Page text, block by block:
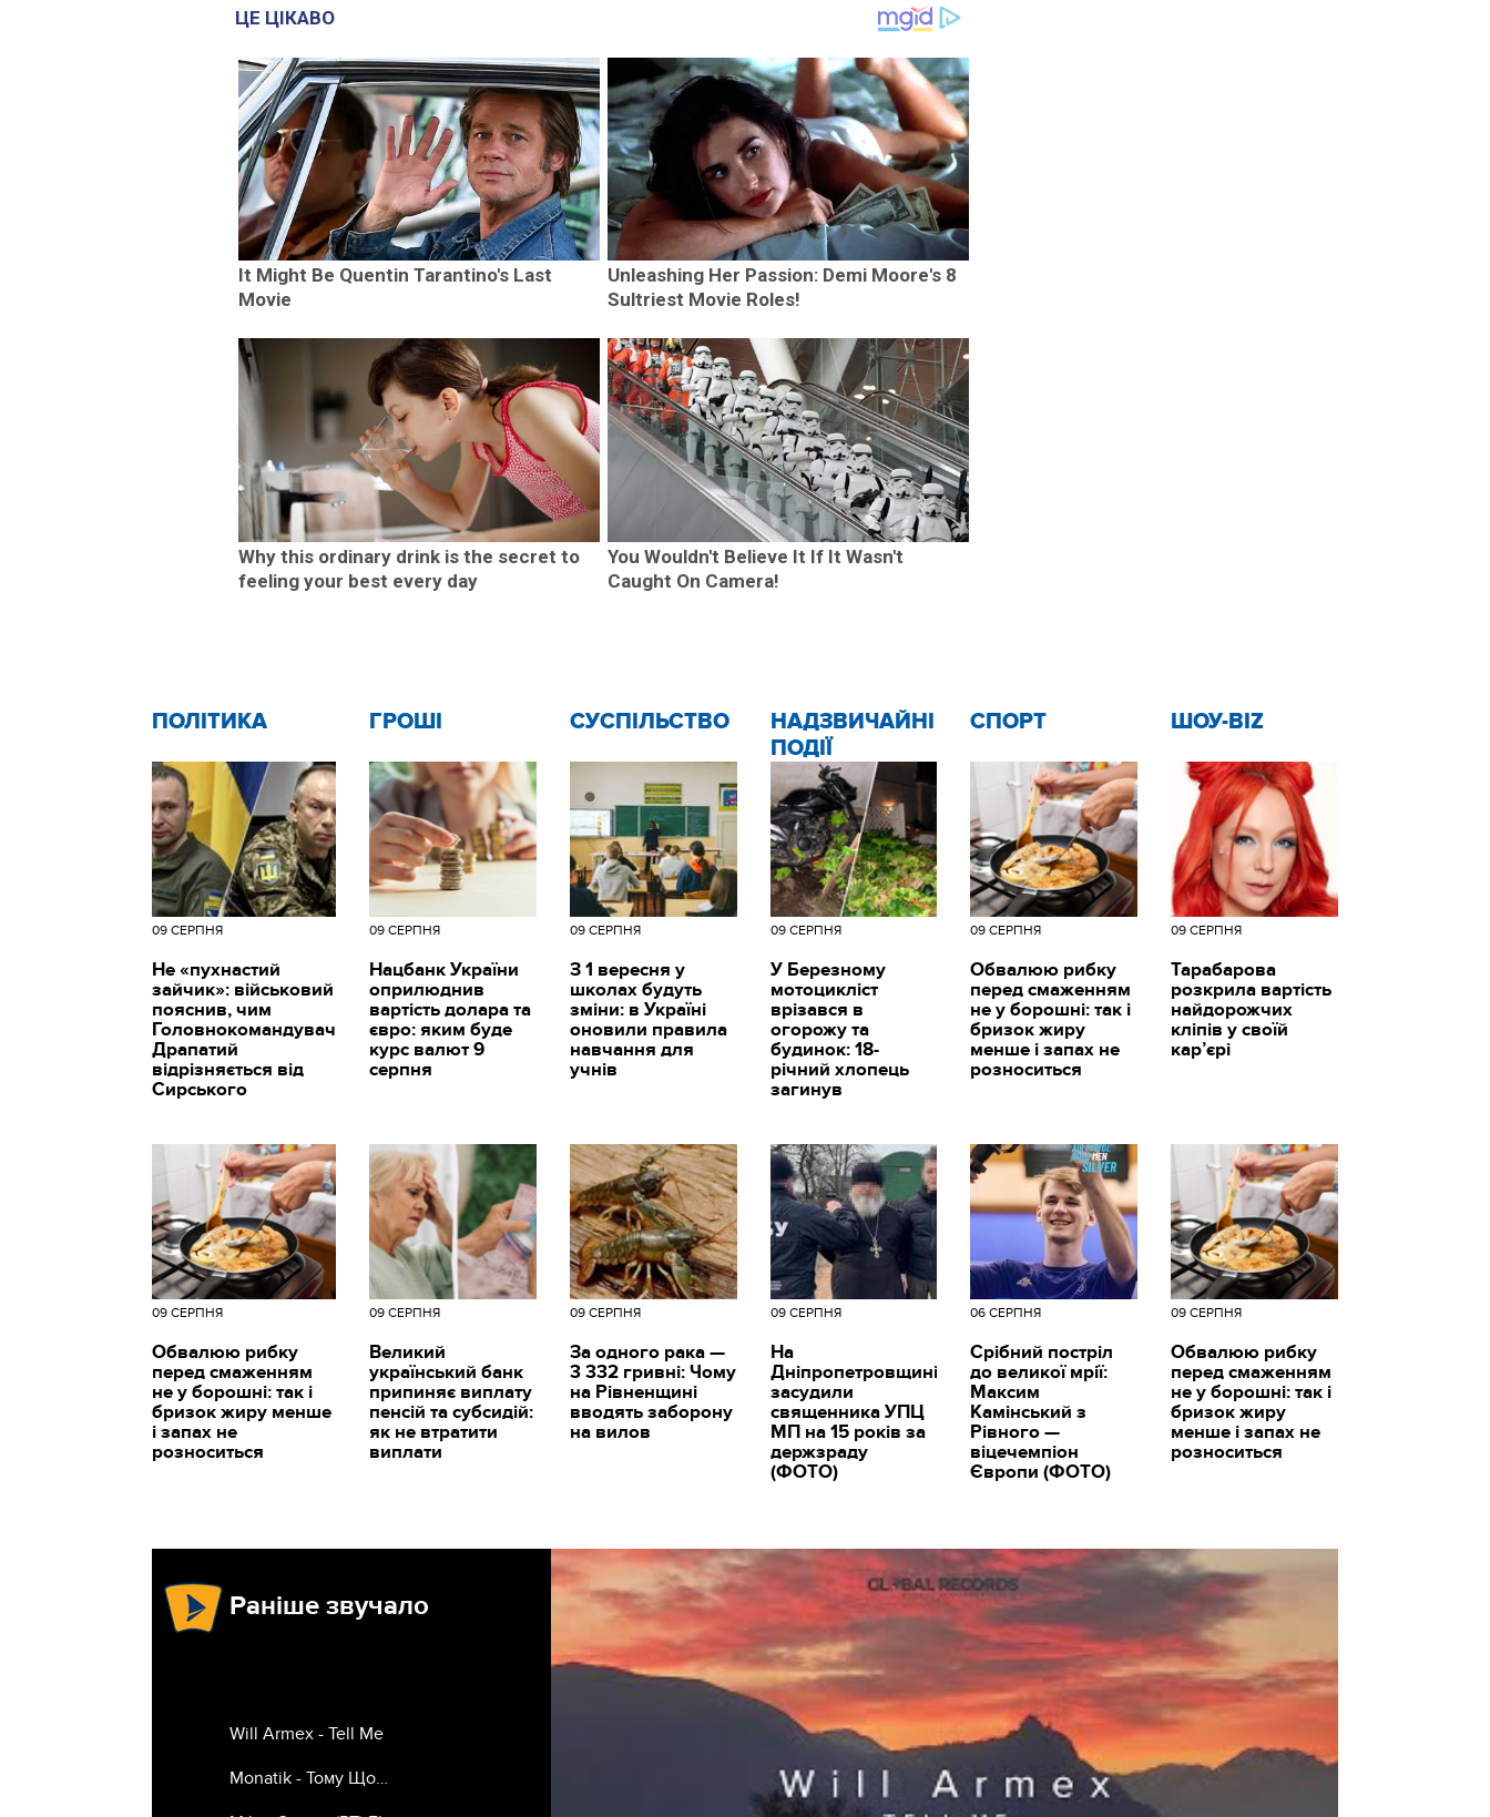
ЦЕ ЦІКАВО
It Might Be Quentin Tarantino's Last
Movie
Unleashing Her Passion: Demi Moore's 8
Sultriest Movie Roles!
Why this ordinary drink is the secret to
feeling your best every day
You Wouldn't Believe It If It Wasn't
Caught On Camera!
ПОЛІТИКА
09 СЕРПНЯ
Не «пухнастий
зайчик»: військовий
пояснив, чим
Головнокомандувач
Драпатий
відрізняється від
Сирського
ГРОШІ
09 СЕРПНЯ
Нацбанк України
оприлюднив
вартість долара та
євро: яким буде
курс валют 9
серпня
CУСПІЛЬСТВО
09 СЕРПНЯ
З 1 вересня у
школах будуть
зміни: в Україні
оновили правила
навчання для
учнів
НАДЗВИЧАЙНІ
ПОДІЇ
09 СЕРПНЯ
У Березному
мотоцикліст
врізався в
огорожу та
будинок: 18-
річний хлопець
загинув
СПОРТ
09 СЕРПНЯ
Обвалюю рибку
перед смаженням
не у борошні: так і
бризок жиру
менше і запах не
розноситься
ШОУ-BIZ
09 СЕРПНЯ
Тарабарова
розкрила вартість
найдорожчих
кліпів у своїй
кар’єрі
09 СЕРПНЯ
Обвалюю рибку
перед смаженням
не у борошні: так і
бризок жиру менше
і запах не
розноситься
09 СЕРПНЯ
Великий
український банк
припиняє виплату
пенсій та субсидій:
як не втратити
виплати
09 СЕРПНЯ
За одного рака —
3 332 гривні: Чому
на Рівненщині
вводять заборону
на вилов
09 СЕРПНЯ
На
Дніпропетровщині
засудили
священника УПЦ
МП на 15 років за
держзраду
(ФОТО)
06 СЕРПНЯ
Срібний постріл
до великої мрії:
Максим
Камінський з
Рівного —
віцечемпіон
Європи (ФОТО)
09 СЕРПНЯ
Обвалюю рибку
перед смаженням
не у борошні: так і
бризок жиру
менше і запах не
розноситься
Раніше звучало
Will Armex - Tell Me
Monatik - Тому Що…